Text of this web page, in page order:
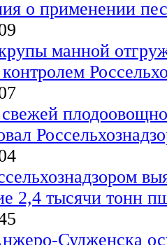
о применении
манной
2,4 тысячи тонн
Судженска